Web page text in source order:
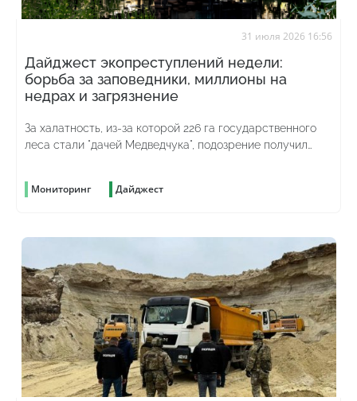
31 июля 2026 16:56
Дайджест экопреступлений недели:
борьба за заповедники, миллионы на
недрах и загрязнение
За халатность, из-за которой 226 га государственного
леса стали "дачей Медведчука", подозрение получил
Мониторинг Дайджест